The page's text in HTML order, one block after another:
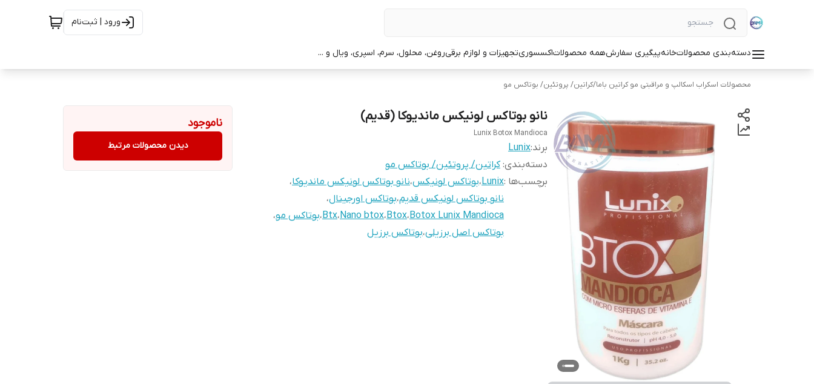
ورود | ثبت‌نام
دسته‌بندی محصولاتخانهپیگیری سفارشهمه محصولاتاکسسوریتجهیزات و لوازم برقیروغن، محلول، سرم، اسپری، ویال و ...
محصولات اسکراب اسکالپ و مراقبتی مو کراتین باما/کراتین/ پروتئین/ بوتاکس مو
نانو بوتاکس لونیکس ماندیوکا (قدیم)
Lunix Botox Mandioca
برند:Lunix
دسته‌بندی:کراتین/ پروتئین/ بوتاکس مو
برچسب‌ها :Lunix،بوتاکس لونیکس،نانو بوتاکس لونیکس ماندیوکا،
نانو بوتاکس لونیکس قدیم،بوتاکس اورجینال،
Botox Lunix Mandioca،Btox،Nano btox،Btx،بوتاکس مو،
بوتاکس اصل برزیلی،بوتاکس برزیل
ناموجود
دیدن محصولات مرتبط